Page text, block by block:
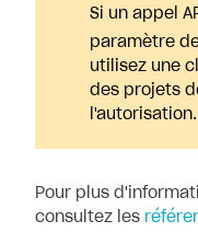
Si un appel
paramètre
utilisez une
des projets
l'autorisation.
Pour plus
consultez les